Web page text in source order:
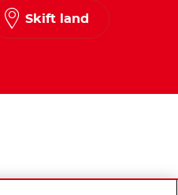
Skift land